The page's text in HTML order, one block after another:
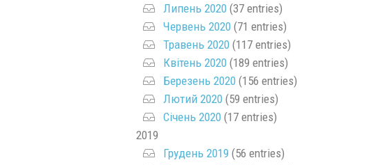
Липень 2020(37 entries)
Червень 2020(71 entries)
Травень 2020(117 entries)
Квітень 2020(189 entries)
Березень 2020(156 entries)
Лютий 2020(59 entries)
Січень 2020(17 entries)
2019
Грудень 2019 (56 entries)